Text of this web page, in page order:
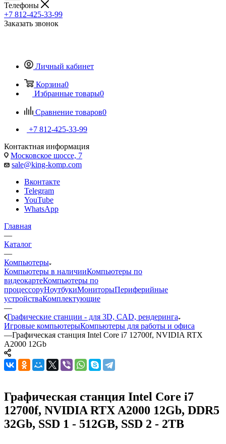
Телефоны
+7 812-425-33-99
Заказать звонок
Личный кабинет
Корзина0
Избранные товары0
Сравнение товаров0
+7 812-425-33-99
Контактная информация
Московское шоссе, 7
sale@king-komp.com
Вконтакте
Telegram
YouTube
WhatsApp
Главная
—
Каталог
—
Компьютеры
Компьютеры в наличииКомпьютеры по
видеокартеКомпьютеры по
процессоруНоутбукиМониторыПериферийные
устройстваКомплектующие
—
Графические станции - для 3D, CAD, рендеринга
Игровые компьютерыКомпьютеры для работы и офиса
—Графическая станция Intel Core i7 12700f, NVIDIA RTX
A2000 12Gb
Графическая станция Intel Core i7
12700f, NVIDIA RTX A2000 12Gb, DDR5
32Gb, SSD 1 - 512GB, SSD 2 - 2TB